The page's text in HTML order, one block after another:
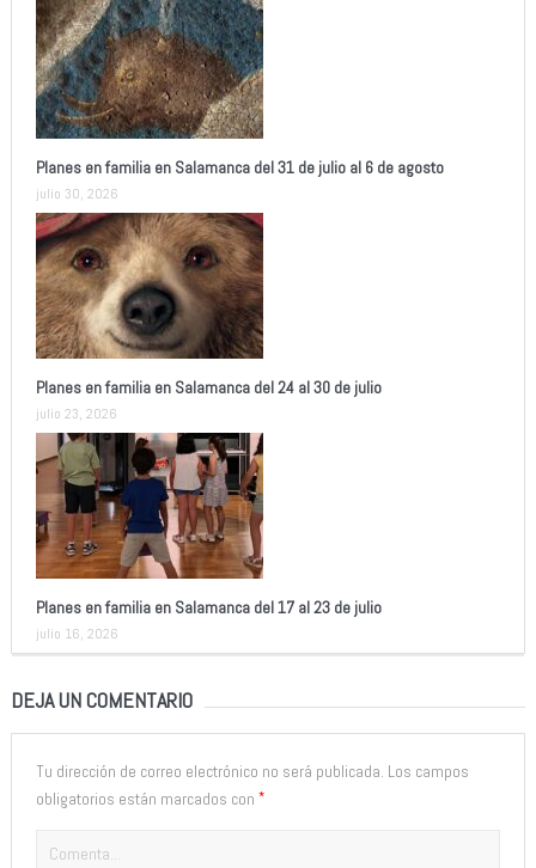
Planes en familia en Salamanca del 31 de julio al 6 de agosto
julio 30, 2026
Planes en familia en Salamanca del 24 al 30 de julio
julio 23, 2026
Planes en familia en Salamanca del 17 al 23 de julio
julio 16, 2026
DEJA UN COMENTARIO
Tu dirección de correo electrónico no será publicada. Los campos
obligatorios están marcados con *